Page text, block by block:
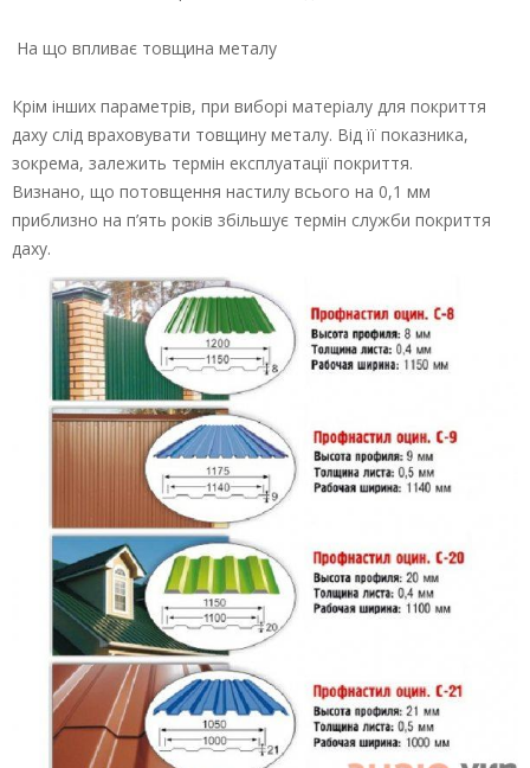
На що впливає товщина металу
Крім інших параметрів, при виборі матеріалу для покриття
даху слід враховувати товщину металу. Від її показника,
зокрема, залежить термін експлуатації покриття.
Визнано, що потовщення настилу всього на 0,1 мм
приблизно на п’ять років збільшує термін служби покриття
даху.